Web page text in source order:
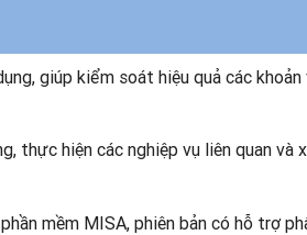
giúp kiểm soát hiệu quả các khoản
thực hiện các nghiệp vụ liên quan và
mềm MISA, phiên bản có hỗ trợ